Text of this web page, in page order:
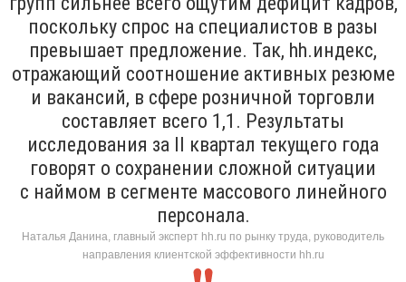
поскольку спрос на специалистов в разы
превышает предложение. Так, hh.индекс,
отражающий соотношение активных резюме
и вакансий, в сфере розничной торговли
составляет всего 1,1. Результаты
исследования за II квартал текущего года
говорят о сохранении сложной ситуации
с наймом в сегменте массового линейного
персонала.
Наталья Данина, главный эксперт hh.ru по рынку труда, руководитель
направления клиентской эффективности hh.ru